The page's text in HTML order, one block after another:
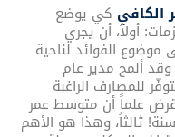
الكافي كي يوضع
أولاً، أن يجري
الفوائد لناحية
ألمح مدير عام
للمصارف الراغبة
علماً أن متوسط عمر
القروض الإسكانية يراوح بين 20 و30 سنة! ثالثاً، وهذا هو الأهم